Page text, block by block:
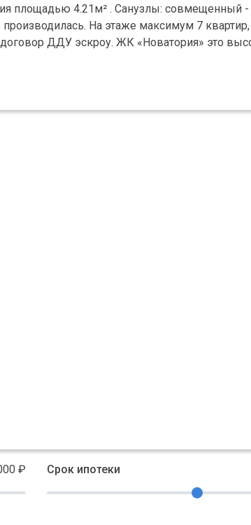
площадью 4.21м² . Санузлы: совмещенный -
На этаже максимум 7 квартир,
договор ДДУ эскроу. ЖК «Новатория» это
₽ Срок ипотеки